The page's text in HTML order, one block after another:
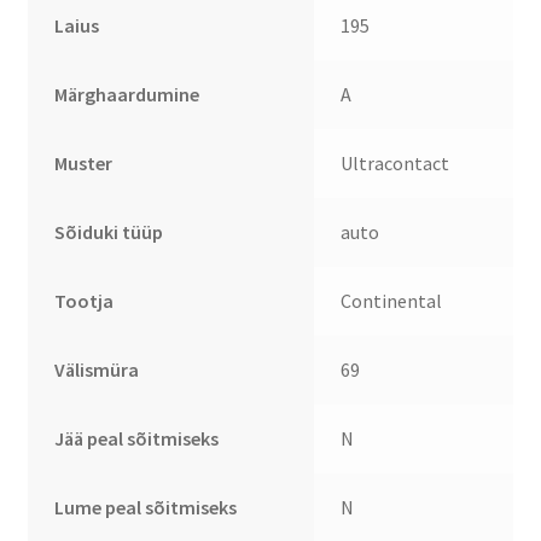
Laius 195
Märghaardumine A
Muster Ultracontact
Sõiduki tüüp auto
Tootja Continental
Välismüra 69
Jää peal sõitmiseks N
Lume peal sõitmiseks N